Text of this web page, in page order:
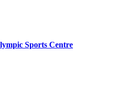
Sports Centre